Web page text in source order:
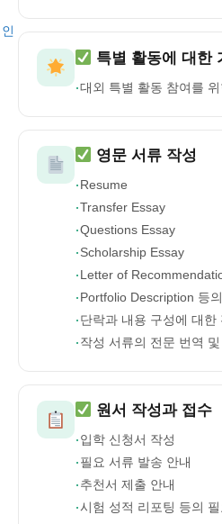
인
특별 활동에 대한
·대외 특별 활동 참여를
영문 서류 작성
·Resume
·Transfer Essay
·Questions Essay
·Scholarship Essay
·Letter of
·Portfolio Description 등
·단락과 내용 구성에 대한
·작성 서류의 전문 번역
원서 작성과 접수
·입학 신청서 작성
·필요 서류 발송 안내
·추천서 제출 안내
·시험 성적 리포팅 등의